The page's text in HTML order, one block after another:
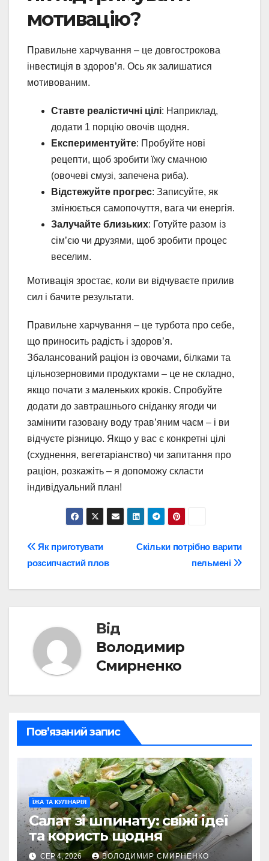
мотивацію?
Правильне харчування – це довгострокова
інвестиція в здоров’я. Ось як залишатися
мотивованим.
Ставте реалістичні цілі: Наприклад,
додати 1 порцію овочів щодня.
Експериментуйте: Пробуйте нові
рецепти, щоб зробити їжу смачною
(овочеві смузі, запечена риба).
Відстежуйте прогрес: Записуйте, як
змінюється самопочуття, вага чи енергія.
Залучайте близьких: Готуйте разом із
сім’єю чи друзями, щоб зробити процес
веселим.
Мотивація зростає, коли ви відчуваєте прилив
сил і бачите результати.
Правильне харчування – це турбота про себе,
що приносить радість і здоров’я.
Збалансований раціон із овочами, білками та
цільнозерновими продуктами – це не складно,
якщо почати з маленьких кроків. Спробуйте
додати до завтрашнього сніданку ягоди чи
замінити газовану воду трав’яним чаєм – і ви
відчуєте різницю. Якщо у вас є конкретні цілі
(схуднення, вегетаріанство) чи запитання про
раціон, розкажіть – я допоможу скласти
індивідуальний план!
Навігація
записів
Скільки потрібно варити
пельмені
Як приготувати
розсипчастий плов
Від
Володимир
Смирненко
Пов’язаний запис
ЇЖА ТА КУЛІНАРІЯ
Салат зі шпинату: свіжі ідеї
та користь щодня
СЕР 4, 2026 ВОЛОДИМИР СМИРНЕНКО